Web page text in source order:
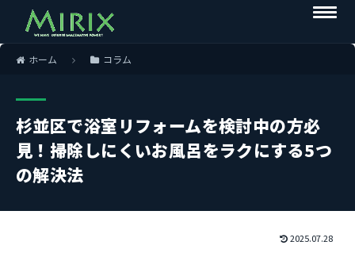
ホーム コラム
杉並区で浴室リフォームを検討中の方必
見！掃除しにくいお風呂をラクにする5つ
の解決法
2025.07.28